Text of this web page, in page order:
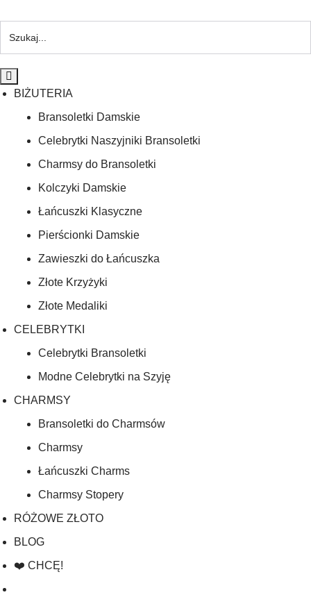
BIŻUTERIA
Bransoletki Damskie
Celebrytki Naszyjniki Bransoletki
Charmsy do Bransoletki
Kolczyki Damskie
Łańcuszki Klasyczne
Pierścionki Damskie
Zawieszki do Łańcuszka
Złote Krzyżyki
Złote Medaliki
CELEBRYTKI
Celebrytki Bransoletki
Modne Celebrytki na Szyję
CHARMSY
Bransoletki do Charmsów
Charmsy
Łańcuszki Charms
Charmsy Stopery
RÓŻOWE ZŁOTO
BLOG
❤️ CHCĘ!